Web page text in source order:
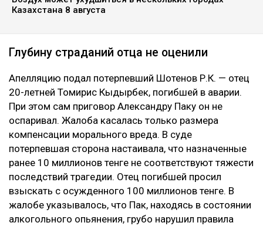
Казахстана 8 августа
Глубину страданий отца не оценили
Апелляцию подал потерпевший Шотенов Р.К. — отец
20-летней Томирис Кыдырбек, погибшей в аварии.
При этом сам приговор Александру Паку он не
оспаривал. Жалоба касалась только размера
компенсации морального вреда. В суде
потерпевшая сторона настаивала, что назначенные
ранее 10 миллионов тенге не соответствуют тяжести
последствий трагедии. Отец погибшей просил
взыскать с осужденного 100 миллионов тенге. В
жалобе указывалось, что Пак, находясь в состоянии
алкогольного опьянения, грубо нарушил правила